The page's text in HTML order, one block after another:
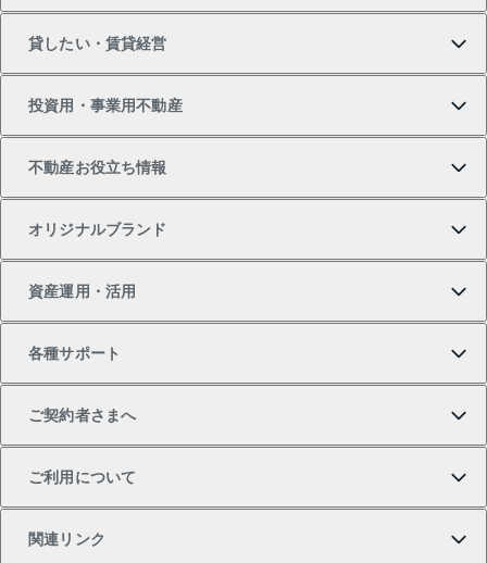
新築・分譲マンションの購入
中古マンションの購入
マンションの売却・査定
一戸建ての売却・査定
借りたいTOP
物件を借りる
貸したい・賃貸経営
貸したいTOP
投資用・事業用不動産
不動産お役立ち情報
オリジナルブランド
一棟リノベーションマンション L`GENTE（ルジェン
テ）
投資用一棟レジデンスWELL SQUARE（ウェルスクエ
ア）
資産運用・活用
各種サポート
ご契約者さまへ
ご利用について
関連リンク